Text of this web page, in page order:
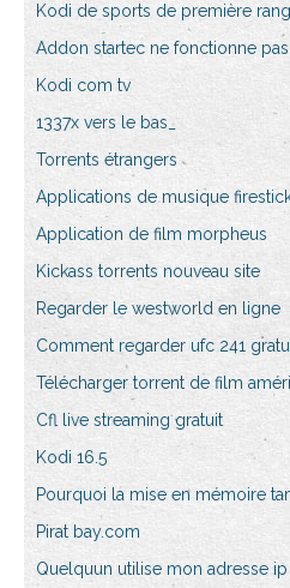
Kodi de sports de première
Addon startec ne fonctionne pas
Kodi com tv
1337x vers le bas_
Torrents étrangers
Applications de musique
Application de film morpheus
Kickass torrents nouveau site
Regarder le westworld en ligne
Comment regarder ufc 241
Télécharger torrent de film
Cfl live streaming gratuit
Kodi 16.5
Pourquoi la mise en mémoire
Pirat bay.com
Quelquun utilise mon adresse ip